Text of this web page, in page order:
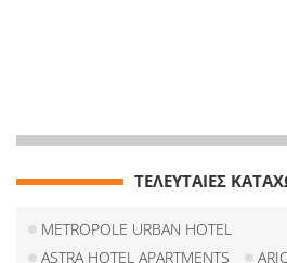
ΤΕΛΕΥΤΑΙΕΣ
METROPOLE URBAN HOTEL
ASTRA HOTEL APARTMENTS